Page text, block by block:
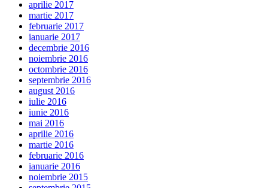
aprilie 2017
martie 2017
februarie 2017
ianuarie 2017
decembrie 2016
noiembrie 2016
octombrie 2016
septembrie 2016
august 2016
iulie 2016
iunie 2016
mai 2016
aprilie 2016
martie 2016
februarie 2016
ianuarie 2016
noiembrie 2015